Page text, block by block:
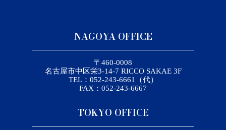
NAGOYA OFFICE
〒460-0008
名古屋市中区栄3-14-7 RICCO SAKAE 3F
TEL：052-243-6661（代）
FAX：052-243-6667
TOKYO OFFICE